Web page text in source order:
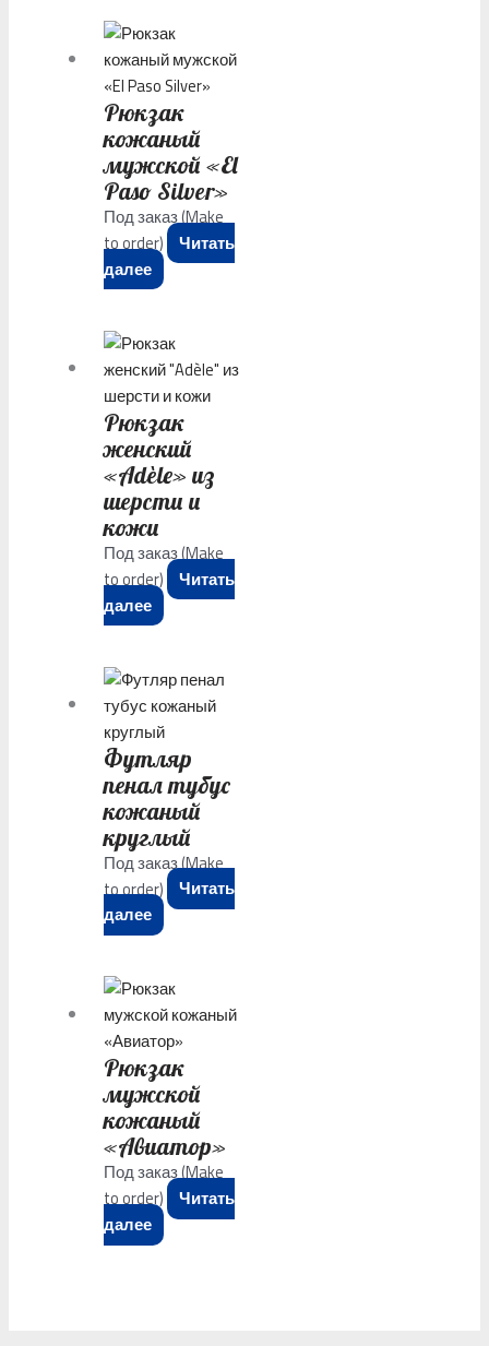
Рюкзак
кожаный
мужской «El
Paso Silver»
Под заказ (Make
to order)
Читать
далее
Рюкзак
женский
«Adèle» из
шерсти и
кожи
Под заказ (Make
to order)
Читать
далее
Футляр
пенал тубус
кожаный
круглый
Под заказ (Make
to order)
Читать
далее
Рюкзак
мужской
кожаный
«Авиатор»
Под заказ (Make
to order)
Читать
далее